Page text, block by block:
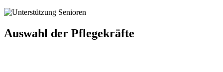
Auswahl der Pflegekräfte